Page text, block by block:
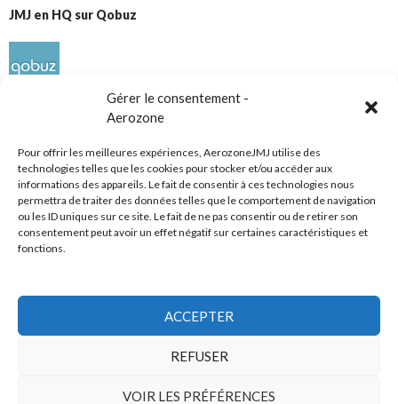
Gérer le consentement -
Aerozone
Pour offrir les meilleures expériences, AerozoneJMJ utilise des
technologies telles que les cookies pour stocker et/ou accéder aux
informations des appareils. Le fait de consentir à ces technologies nous
permettra de traiter des données telles que le comportement de navigation
ou les ID uniques sur ce site. Le fait de ne pas consentir ou de retirer son
consentement peut avoir un effet négatif sur certaines caractéristiques et
fonctions.
ACCEPTER
REFUSER
VOIR LES PRÉFÉRENCES
JMJ en HQ sur Qobuz
Réseaux sociaux
© Mars 2006-Août 2026